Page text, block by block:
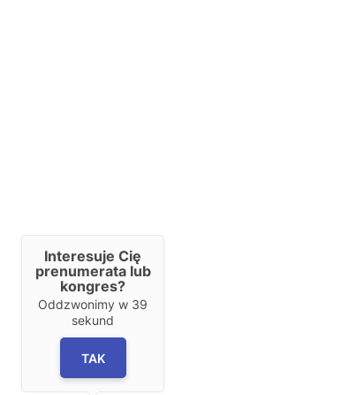
Interesuje Cię
prenumerata lub
kongres?
Oddzwonimy w 39
sekund
TAK